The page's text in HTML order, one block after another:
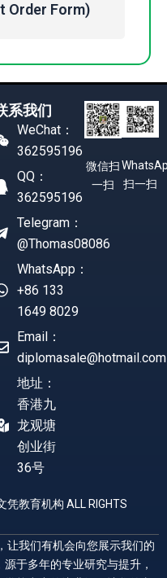
Order Form)
系我们
WeChat：
362595196
QQ：
362595196
Telegram：
@Thomas08086
WhatsApp：
+86 133
1649 8029
Email：
diplomasale@hotmail.com
地址：
香港九
龙观塘
创业街
36号
微信扫
一扫
扫一扫
凭教育机构 ALL RIGHTS
让我们有机会向您展示我们的
于多年的专业研究与提升，